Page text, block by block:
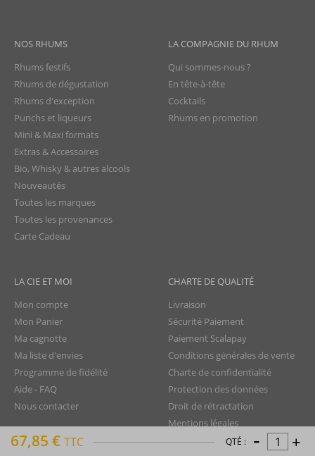
67,85 € TTC QTÉ : - +
NOS RHUMS
Rhums festifs
Rhums de dégustation
Rhums d'exception
Punchs et liqueurs
Mini & Maxi formats
Extras & Accessoires
Bio, Whisky & autres alcools
Nouveautés
Toutes les marques
Toutes les provenances
Carte Cadeau
LA COMPAGNIE DU RHUM
Qui sommes-nous ?
En tête-à-tête
Cocktails
Rhums en promotion
LA CIE ET MOI
Mon compte
Mon Panier
Ma cagnotte
Ma liste d'envies
Programme de fidélité
Aide - FAQ
Nous contacter
CHARTE DE QUALITÉ
Livraison
Sécurité Paiement
Paiement Scalapay
Conditions générales de vente
Charte de confidentialité
Protection des données
Droit de rétractation
Mentions légales
Plan du site